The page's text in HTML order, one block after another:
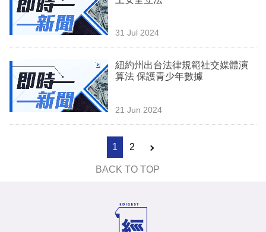
31 Jul 2024
紐約州出台法律規範社交媒體演
算法 保護青少年數據
21 Jun 2024
1 2
BACK TO TOP